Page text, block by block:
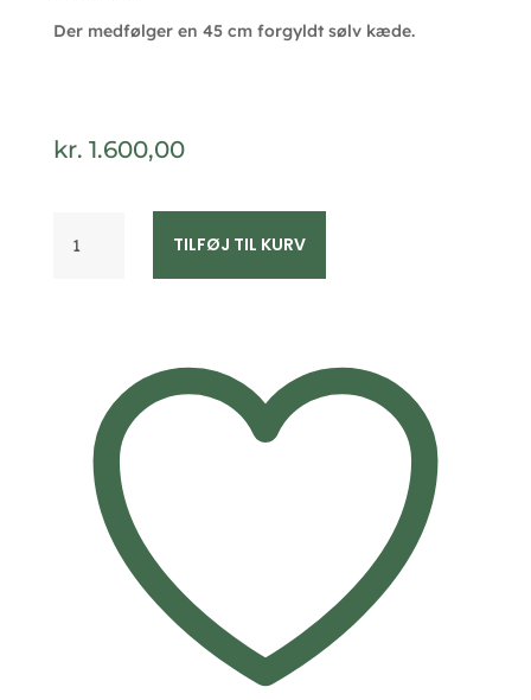
Der medfølger en 45 cm forgyldt sølv kæde.
kr. 1.600,00
Design
8367/7/08
antal
TILFØJ TIL KURV